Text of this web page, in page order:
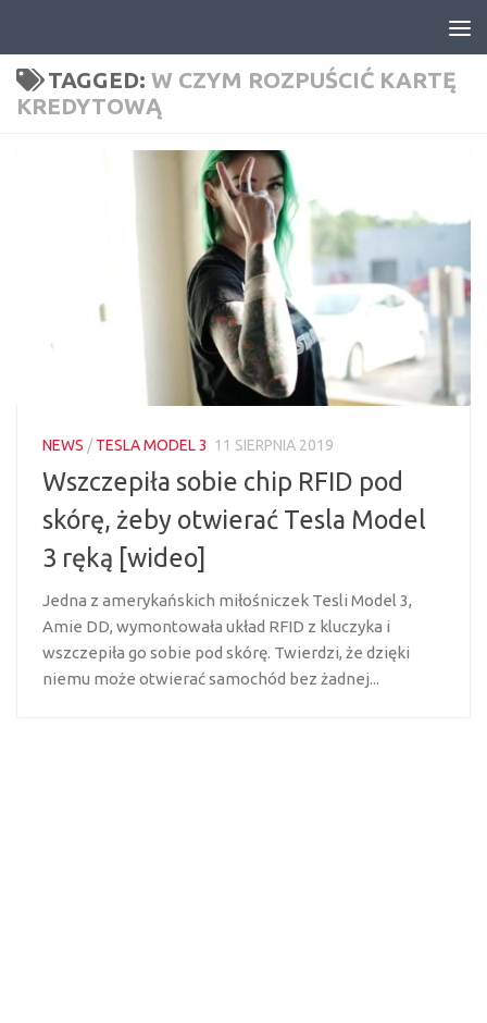
TAGGED: W CZYM ROZPUŚCIĆ KARTĘ
KREDYTOWĄ
NEWS /TESLA MODEL 3 11 SIERPNIA 2019
Wszczepiła sobie chip RFID pod
skórę, żeby otwierać Tesla Model
3 ręką [wideo]
Jedna z amerykańskich miłośniczek Tesli Model 3,
Amie DD, wymontowała układ RFID z kluczyka i
wszczepiła go sobie pod skórę. Twierdzi, że dzięki
niemu może otwierać samochód bez żadnej...